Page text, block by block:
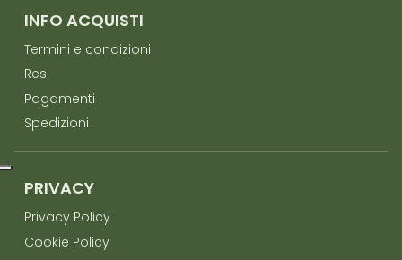
INFO ACQUISTI
Termini e condizioni
Resi
Pagamenti
Spedizioni
PRIVACY
Privacy Policy
Cookie Policy